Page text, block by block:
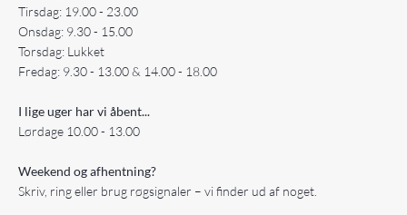
Tirsdag: 19.00 - 23.00
Onsdag: 9.30 - 15.00
Torsdag: Lukket
Fredag: 9.30 - 13.00 & 14.00 - 18.00
I lige uger har vi åbent...
Lørdage 10.00 - 13.00
Weekend og afhentning?
Skriv, ring eller brug røgsignaler – vi finder ud af noget.